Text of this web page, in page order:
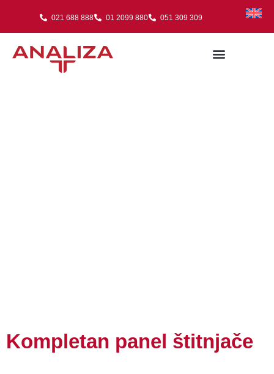
021 688 888 01 2099 880 051 309 309
Kompletan panel štitnjače